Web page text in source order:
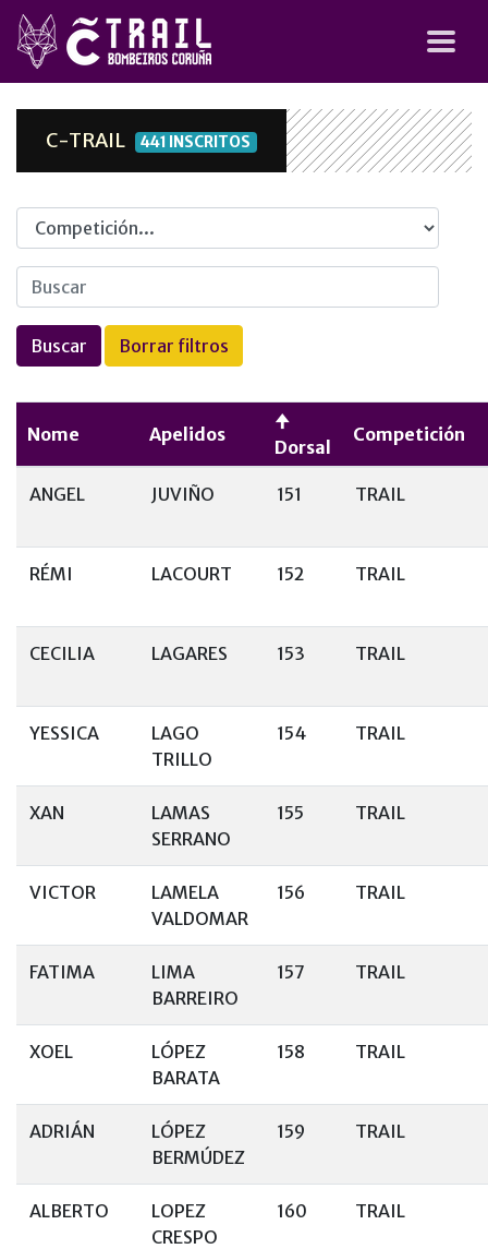
C-TRAIL 441 INSCRITOS
Competicion
Nome Apelidos
Dorsal
Competición
ANGEL JUVIÑO 151 TRAIL
RÉMI LACOURT 152 TRAIL
CECILIA LAGARES 153 TRAIL
YESSICA
LAGO
TRILLO
154 TRAIL
XAN
LAMAS
SERRANO
155 TRAIL
VICTOR
LAMELA
VALDOMAR
156 TRAIL
FATIMA
LIMA
BARREIRO
157 TRAIL
XOEL
LÓPEZ
BARATA
158 TRAIL
ADRIÁN
LÓPEZ
BERMÚDEZ
159 TRAIL
ALBERTO
LOPEZ
CRESPO
160 TRAIL